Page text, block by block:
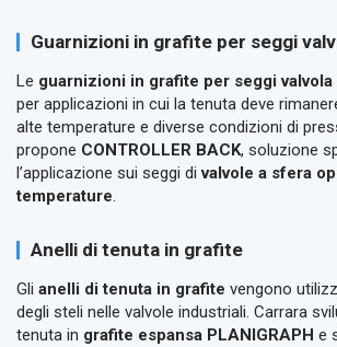
Guarnizioni in grafite per seggi
Le guarnizioni in grafite per seggi valvola
per applicazioni in cui la tenuta deve
alte temperature e diverse condizioni di
propone CONTROLLER BACK, soluzione
l’applicazione sui seggi divalvole a sfera
temperature.
Anelli di tenuta in grafite
Gli anelli di tenuta in grafite vengono
degli steli nelle valvole industriali. Carrara
tenuta in grafite espansa PLANIGRAPH e